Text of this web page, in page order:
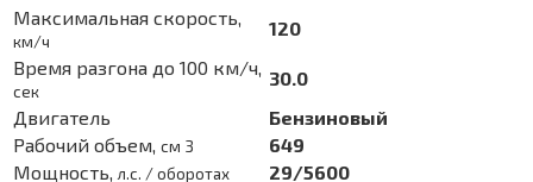
Максимальная скорость,
км/ч
120
Время разгона до 100 км/ч,
сек
30.0
Двигатель
Бензиновый
Рабочий объем, см 3
649
Мощность, л.с. / оборотах
29/5600